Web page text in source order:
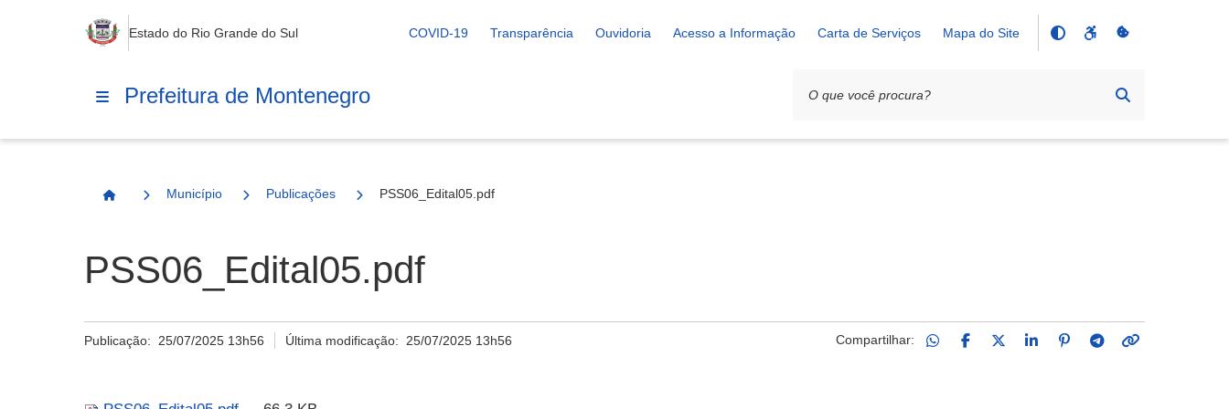
Estado do Rio Grande do Sul COVID-19 Transparência Ouvidoria Acesso a Informação Carta de Serviços Mapa do Site
Prefeitura de Montenegro
Página Inicial
Município Publicações PSS06_Edital05.pdf
PSS06_Edital05.pdf
Publicação: 25/07/2025 13h56 Última modificação: 25/07/2025 13h56 Compartilhar: